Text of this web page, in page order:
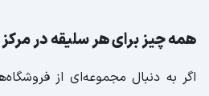
همه چیز برای هر سلیقه در
اگر به دنبال مجموعه‌ای از